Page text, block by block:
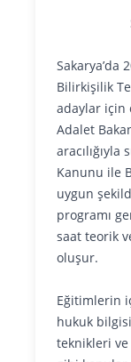
Sakarya’da
Bilirkişilik
adaylar için
Adalet
Kanunu ile
uygun
programı
saat teorik
oluşur.
Eğitimlerin
hukuk
teknikleri